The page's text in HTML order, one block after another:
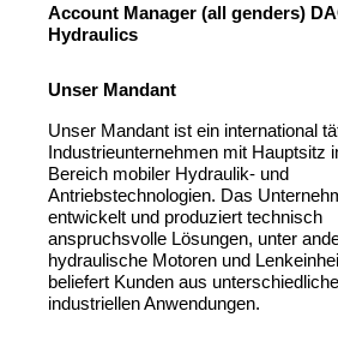
Account Manager (all genders)
Hydraulics
Unser Mandant
Unser Mandant ist ein international
Industrieunternehmen mit Hauptsitz
Bereich mobiler Hydraulik- und
Antriebstechnologien. Das
entwickelt und produziert technisch
anspruchsvolle Lösungen, unter
hydraulische Motoren und
beliefert Kunden aus
industriellen Anwendungen.